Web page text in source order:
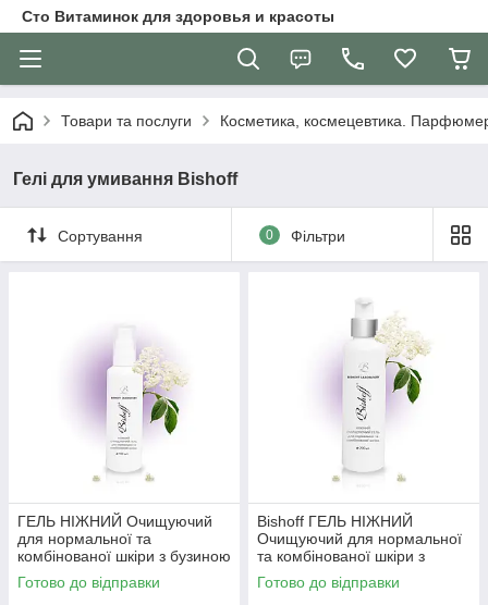
Сто Витаминок для здоровья и красоты
Товари та послуги Косметика, космецевтика.
Гелі для умивання Bishoff
Сортування 0 Фільтри
ГЕЛЬ НІЖНИЙ Очищуючий
для нормальної та
комбінованої шкіри з бузиною
100мл
Готово до відправки
Bishoff ГЕЛЬ НІЖНИЙ
Очищуючий для нормальної
та комбінованої шкіри з
бузиною 200мл
Готово до відправки